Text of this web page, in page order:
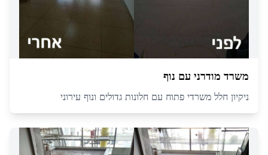
משרד מודרני עם נוף
ניקיון חלל משרדי פתוח עם חלונות גדולים ונוף עירוני